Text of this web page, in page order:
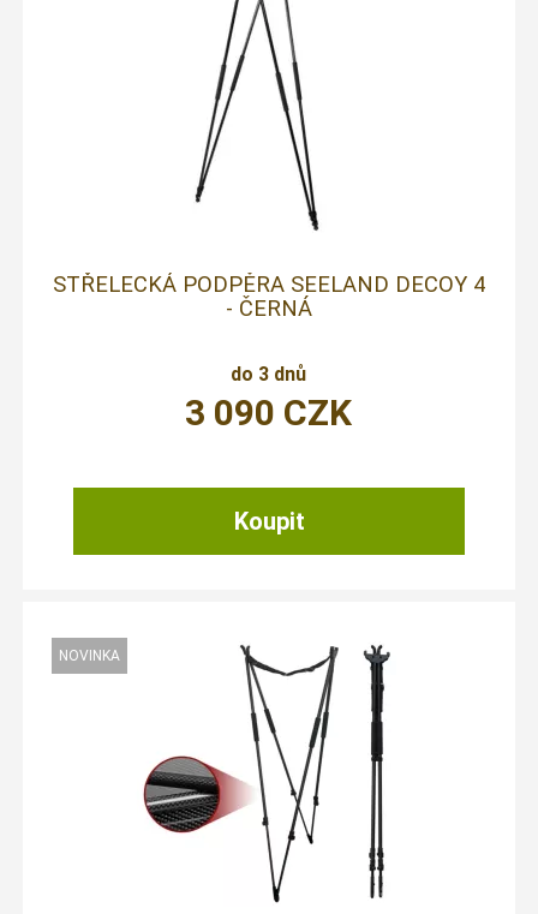
STŘELECKÁ PODPĚRA SEELAND DECOY 4
- ČERNÁ
do 3 dnů
3 090 CZK